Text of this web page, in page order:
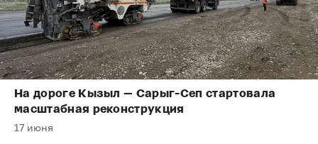
На дороге Кызыл — Сарыг-Сеп стартовала
масштабная реконструкция
17 июня